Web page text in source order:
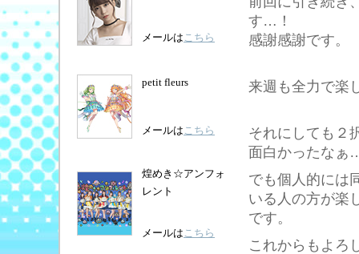
メールはこちら
petit fleurs
メールはこちら
煌めき☆アンフォ
レント
メールはこちら
す…！
感謝感謝です。
来週も全力で楽
それにしても２
面白かったなぁ
でも個人的には
いる人の方が楽
です。
これからもよろ